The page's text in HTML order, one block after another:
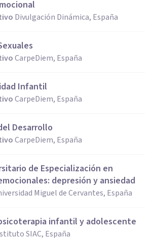
Divulgación Dinámica, España
CarpeDiem, España
Infantil
CarpeDiem, España
Desarrollo
CarpeDiem, España
de Especialización en
depresión y ansiedad
Miguel de Cervantes, España
infantil y adolescente
SIAC, España